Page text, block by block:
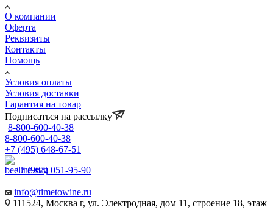
О компании
Оферта
Реквизиты
Контакты
Помощь
Условия оплаты
Условия доставки
Гарантия на товар
Подписаться на рассылку
8-800-600-40-38
8-800-600-40-38
+7 (495) 648-67-51
+7 (967) 051-95-90
info@timetowine.ru
111524, Москва г, ул. Электродная, дом 11, строение 18, этаж